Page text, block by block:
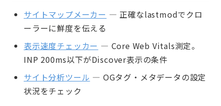
サイトマップメーカー — 正確なlastmodでクロ
ーラーに鮮度を伝える
表示速度チェッカー — Core Web Vitals測定。
INP 200ms以下がDiscover表示の条件
サイト分析ツール — OGタグ・メタデータの設定
状況をチェック